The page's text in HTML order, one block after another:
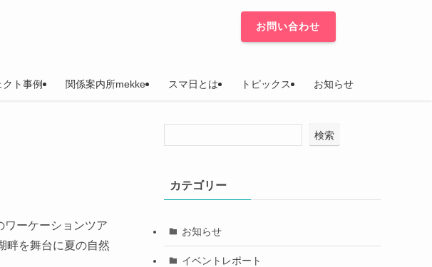
ト事例 関係案内所mekke スマ日とは トピックス お知らせ
お問い合わせ
ワーケーションツア
畔を舞台に夏の自然
検索
カテゴリー
お知らせ
イベントレポート